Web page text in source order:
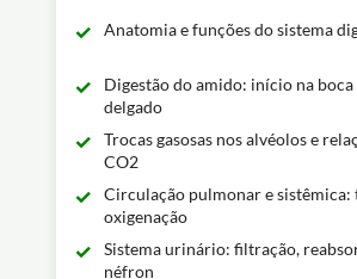
Anatomia e funções do sistema
Digestão do amido: início na
delgado
Trocas gasosas nos alvéolos e
CO2
Circulação pulmonar e sistêmica:
oxigenação
Sistema urinário: filtração,
néfron